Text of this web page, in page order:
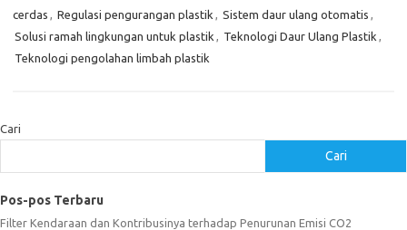
cerdas , Regulasi pengurangan plastik , Sistem daur ulang otomatis ,
Solusi ramah lingkungan untuk plastik , Teknologi Daur Ulang Plastik ,
Teknologi pengolahan limbah plastik
Cari
Cari
Pos-pos Terbaru
Filter Kendaraan dan Kontribusinya terhadap Penurunan Emisi CO2